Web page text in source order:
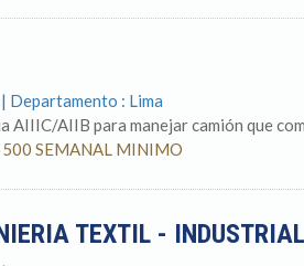
Departamento : Lima
AIIIC/AIIB para manejar camión que
SEMANAL MINIMO
TEXTIL - INDUSTRIAL